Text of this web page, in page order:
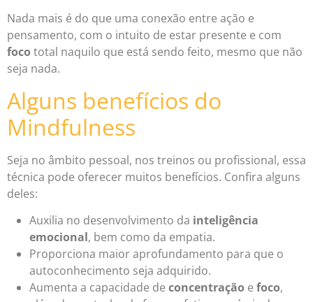
Nada mais é do que uma conexão entre ação e
pensamento, com o intuito de estar presente e com
foco total naquilo que está sendo feito, mesmo que não
seja nada.
Alguns benefícios do
Mindfulness
Seja no âmbito pessoal, nos treinos ou profissional, essa
técnica pode oferecer muitos benefícios. Confira alguns
deles:
Auxilia no desenvolvimento da inteligência
emocional, bem como da empatia.
Proporciona maior aprofundamento para que o
autoconhecimento seja adquirido.
Aumenta a capacidade de concentração e foco,